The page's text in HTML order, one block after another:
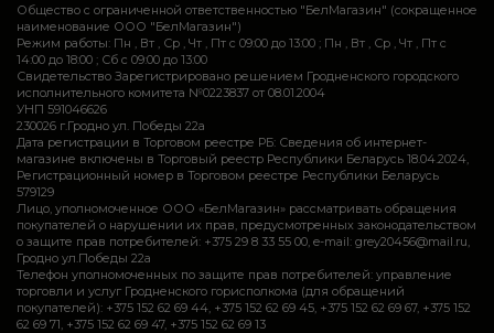
Общество с ограниченной ответственностью "БелМагазин" (сокращенное
наименование ООО "БелМагазин")
Режим работы: Пн , Вт , Ср , Чт , Пт c 09:00 до 13:00 ; Пн , Вт , Ср , Чт , Пт c
14:00 до 18:00 ; Сб c 09:00 до 13:00
Свидетельство Зарегистрировано решением Гродненского городского
исполнительного комитета №0223837 от 08.01.2004
УНП 591046626
230026 г.Гродно ул. Победы 22а
Дата регистрации в Торговом реестре РБ: Сведения об интернет-
магазине включены в Торговый реестр Республики Беларусь 18.04.2024,
Регистрационный номер в Торговом реестре Республики Беларусь
579129
Лицо, уполномоченное ООО «БелМагазин» рассматривать обращения
покупателей о нарушении их прав, предусмотренных законодательством
о защите прав потребителей: +375 29 8 33 55 00, e-mail: grey20456@mail.ru,
Гродно ул.Победы 22а
Телефон уполномоченных по защите прав потребителей: управление
торговли и услуг Гродненского горисполкома (для обращений
покупателей): +375 152 62 69 44, +375 152 62 69 45, +375 152 62 69 67, +375 152
62 69 71, +375 152 62 69 47, +375 152 62 69 13